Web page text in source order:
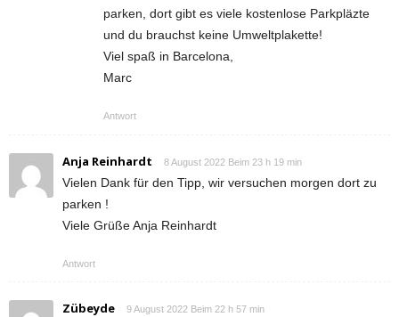
parken, dort gibt es viele kostenlose Parkpläzte
und du brauchst keine Umweltplakette!
Viel spaß in Barcelona,
Marc
Antwort
Anja Reinhardt 8 August 2022 Beim 23 h 19 min
Vielen Dank für den Tipp, wir versuchen morgen dort zu
parken !
Viele Grüße Anja Reinhardt
Antwort
Zübeyde 9 August 2022 Beim 22 h 57 min